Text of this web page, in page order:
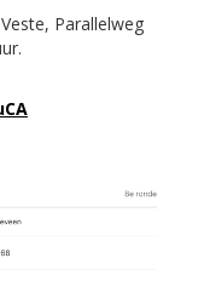
Parallelweg